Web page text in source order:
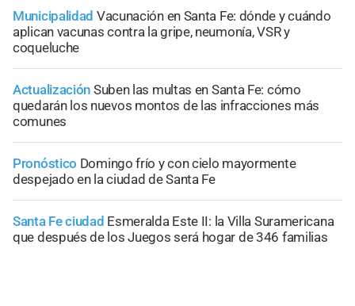
Municipalidad Vacunación en Santa Fe: dónde y cuándo
aplican vacunas contra la gripe, neumonía, VSR y
coqueluche
Actualización Suben las multas en Santa Fe: cómo
quedarán los nuevos montos de las infracciones más
comunes
Pronóstico Domingo frío y con cielo mayormente
despejado en la ciudad de Santa Fe
Santa Fe ciudad Esmeralda Este II: la Villa Suramericana
que después de los Juegos será hogar de 346 familias